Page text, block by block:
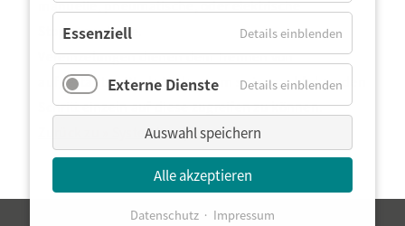
manuelle, pneumatische, oder elektrische
Stoppersysteme.
Vereinzelungen dienen dem Trennen von
aufgestauten Werkstücken, um so im nachfolgenden
Schritt einzeln auf diese zugreifen zu können.
Zurück zu » Systemkomponenten
Essenziell Details einblenden
Externe Dienste Details einblenden
Auswahl speichern
Alle akzeptieren
Datenschutz Impressum